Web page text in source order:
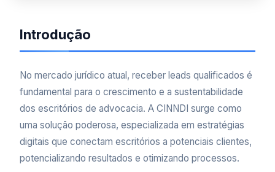
Introdução
No mercado jurídico atual, receber leads qualificados é
fundamental para o crescimento e a sustentabilidade
dos escritórios de advocacia. A CINNDI surge como
uma solução poderosa, especializada em estratégias
digitais que conectam escritórios a potenciais clientes,
potencializando resultados e otimizando processos.